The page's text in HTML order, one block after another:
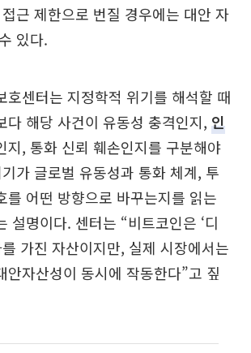
근 제한으로 번질 경우에는 대안 자
있다.
호센터는 지정학적 위기를 해석할 때
다 해당 사건이 유동성 충격인지, 인
지, 통화 신뢰 훼손인지를 구분해야
가 글로벌 유동성과 통화 체계, 투
를 어떤 방향으로 바꾸는지를 읽는
설명이다. 센터는 “비트코인은 ‘디
가진 자산이지만, 실제 시장에서는
안자산성이 동시에 작동한다”고 짚